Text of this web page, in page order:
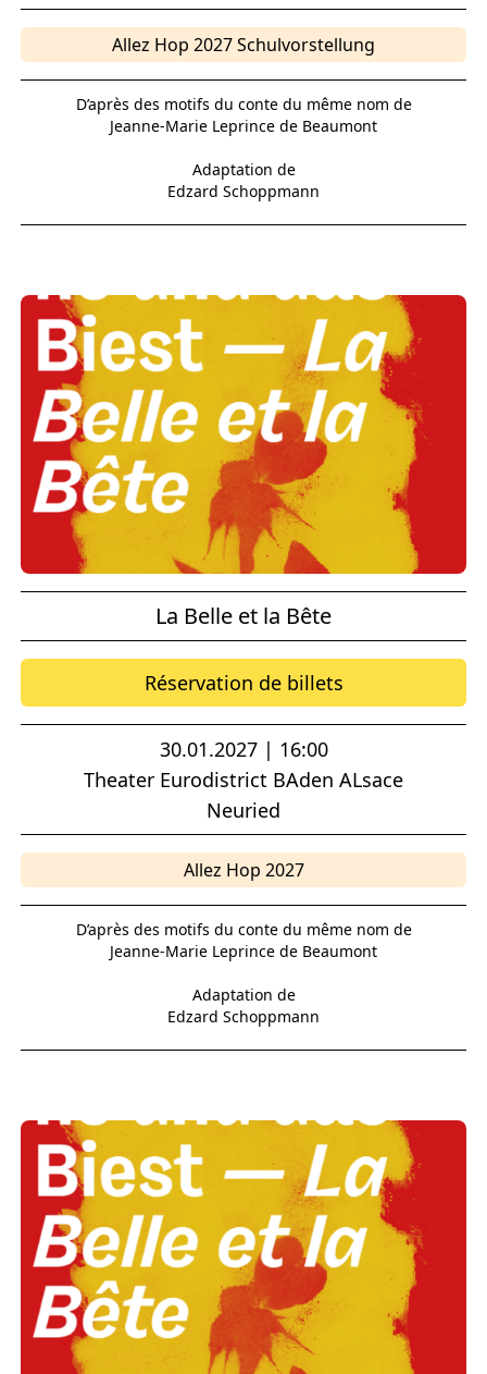
Allez Hop 2027 Schulvorstellung
D’après des motifs du conte du même nom de
Jeanne-Marie Leprince de Beaumont
Adaptation de
Edzard Schoppmann
La Belle et la Bête
Réservation de billets
30.01.2027 | 16:00
Theater Eurodistrict BAden ALsace
Neuried
Allez Hop 2027
D’après des motifs du conte du même nom de
Jeanne-Marie Leprince de Beaumont
Adaptation de
Edzard Schoppmann